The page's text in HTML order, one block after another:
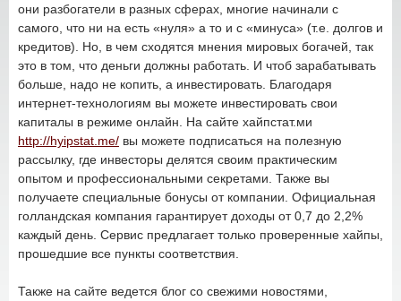
они разбогатели в разных сферах, многие начинали с
самого, что ни на есть «нуля» а то и с «минуса» (т.е. долгов и
кредитов). Но, в чем сходятся мнения мировых богачей, так
это в том, что деньги должны работать. И чтоб зарабатывать
больше, надо не копить, а инвестировать. Благодаря
интернет-технологиям вы можете инвестировать свои
капиталы в режиме онлайн. На сайте хайпстат.ми
http://hyipstat.me/ вы можете подписаться на полезную
рассылку, где инвесторы делятся своим практическим
опытом и профессиональными секретами. Также вы
получаете специальные бонусы от компании. Официальная
голландская компания гарантирует доходы от 0,7 до 2,2%
каждый день. Сервис предлагает только проверенные хайпы,
прошедшие все пункты соответствия.
Также на сайте ведется блог со свежими новостями,